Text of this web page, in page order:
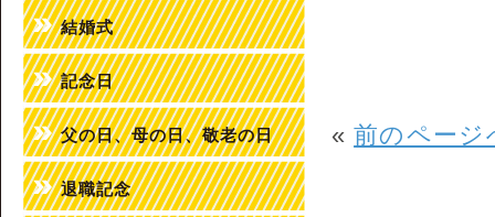
«前のページ
結婚式
記念日
父の日、母の日、敬老の日
退職記念